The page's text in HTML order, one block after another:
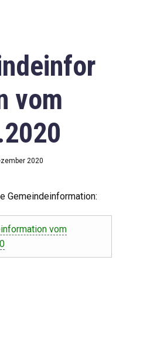
vom
2020
Gemeindeinformation:
vom